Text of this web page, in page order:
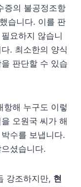
증의 불공정조항
습니다. 이를 판
요하지 않습니
. 최소한의 양식
판단할 수 있습
항해 누구도 이렇
오원국 씨가 해
수를 보냅니다.
셨습니다.
강조하지만, 현